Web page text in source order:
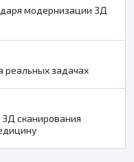
модернизации 3Д
реальных задачах
3Д сканирования